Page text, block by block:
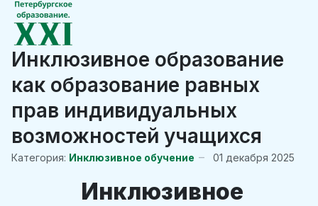
Инклюзивное образование
как образование равных
прав индивидуальных
возможностей учащихся
Категория: Инклюзивное обучение 01 декабря 2025
Инклюзивное